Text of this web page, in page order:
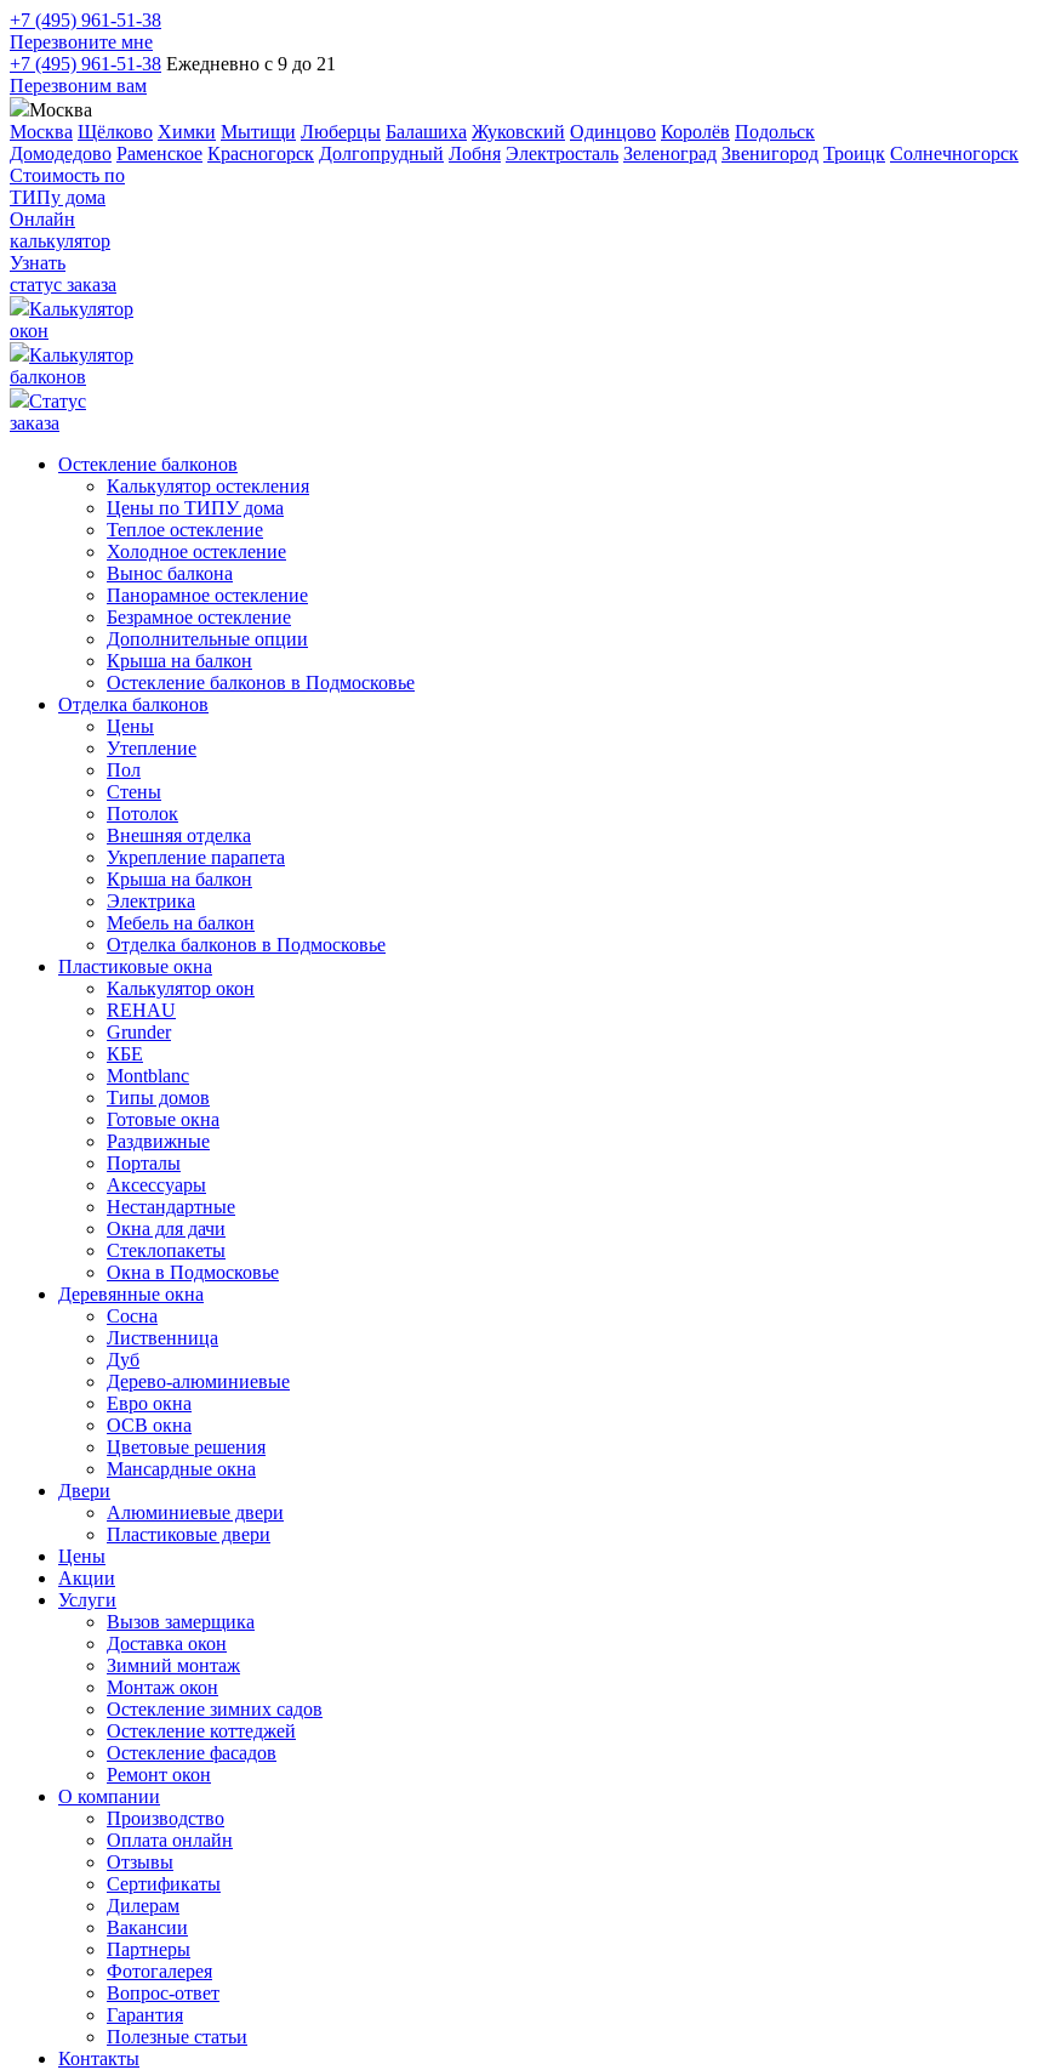
+7 (495) 961-51-38
Перезвоните мне
+7 (495) 961-51-38 Ежедневно с 9 до 21
Перезвоним вам
Москва
Москва Щёлково Химки Мытищи Люберцы Балашиха Жуковский Одинцово Королёв Подольск
Домодедово Раменское Красногорск Долгопрудный Лобня Электросталь Зеленоград Звенигород Троицк Солнечногорск
Стоимость по
ТИПу дома
Онлайн
калькулятор
Узнать
статус заказа
Калькулятор
окон
Калькулятор
балконов
Статус
заказа
Остекление балконов
Калькулятор остекления
Цены по ТИПУ дома
Теплое остекление
Холодное остекление
Вынос балкона
Панорамное остекление
Безрамное остекление
Дополнительные опции
Крыша на балкон
Остекление балконов в Подмосковье
Отделка балконов
Цены
Утепление
Пол
Стены
Потолок
Внешняя отделка
Укрепление парапета
Крыша на балкон
Электрика
Мебель на балкон
Отделка балконов в Подмосковье
Пластиковые окна
Калькулятор окон
REHAU
Grunder
КБЕ
Montblanc
Типы домов
Готовые окна
Раздвижные
Порталы
Аксессуары
Нестандартные
Окна для дачи
Стеклопакеты
Окна в Подмосковье
Деревянные окна
Сосна
Лиственница
Дуб
Дерево-алюминиевые
Евро окна
ОСВ окна
Цветовые решения
Мансардные окна
Двери
Алюминиевые двери
Пластиковые двери
Цены
Акции
Услуги
Вызов замерщика
Доставка окон
Зимний монтаж
Монтаж окон
Остекление зимних садов
Остекление коттеджей
Остекление фасадов
Ремонт окон
О компании
Производство
Оплата онлайн
Отзывы
Сертификаты
Дилерам
Вакансии
Партнеры
Фотогалерея
Вопрос-ответ
Гарантия
Полезные статьи
Контакты